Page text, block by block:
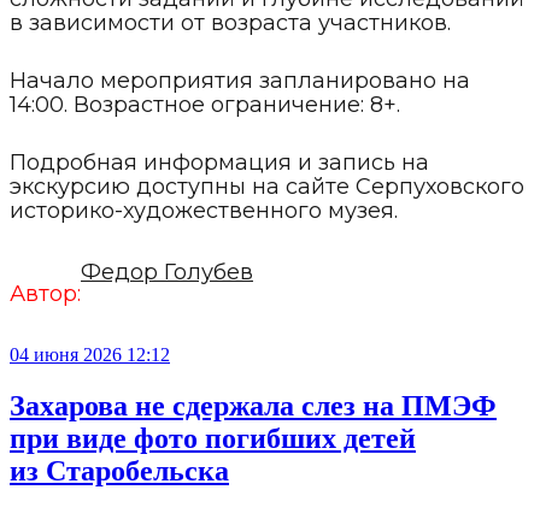
в зависимости от возраста участников.
Начало мероприятия запланировано на
14:00. Возрастное ограничение: 8+.
Подробная информация и запись на
экскурсию доступны на сайте Серпуховского
историко-художественного музея.
Автор:
Федор Голубев
04 июня 2026 12:12
Захарова не сдержала слез на ПМЭФ
при виде фото погибших детей
из Старобельска